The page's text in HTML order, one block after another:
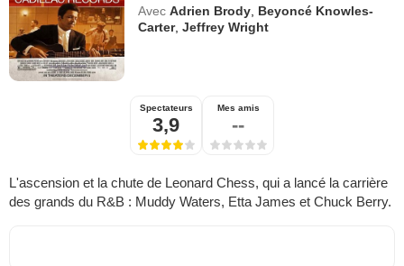
Avec Adrien Brody Beyoncé Knowles-
Carter,Jeffrey Wright
Spectateurs
3,9
Mes amis
--
L'ascension et la chute de Leonard Chess, qui a lancé la carrière
des grands du R&B : Muddy Waters, Etta James et Chuck Berry.